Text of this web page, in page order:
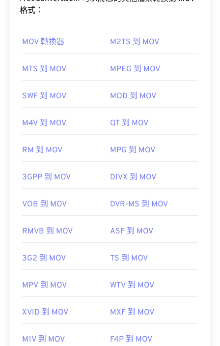
請注意，還有兩種檔案類型也使用 MOV 副檔名。它
種文件類型彼此無關，一種已過時，另一種與線上遊
實用連結：
https://developer.apple.com/library/archive/
格式：
MOV 轉換器 M2TS 到 MOV
MTS 到 MOV MPEG 到 MOV
SWF 到 MOV MOD 到 MOV
M4V 到 MOV QT 到 MOV
RM 到 MOV MPG 到 MOV
3GPP 到 MOV DIVX 到 MOV
VOB 到 MOV DVR-MS 到 MOV
RMVB 到 MOV ASF 到 MOV
3G2 到 MOV TS 到 MOV
MPV 到 MOV WTV 到 MOV
XVID 到 MOV MXF 到 MOV
M1V 到 MOV F4P 到 MOV